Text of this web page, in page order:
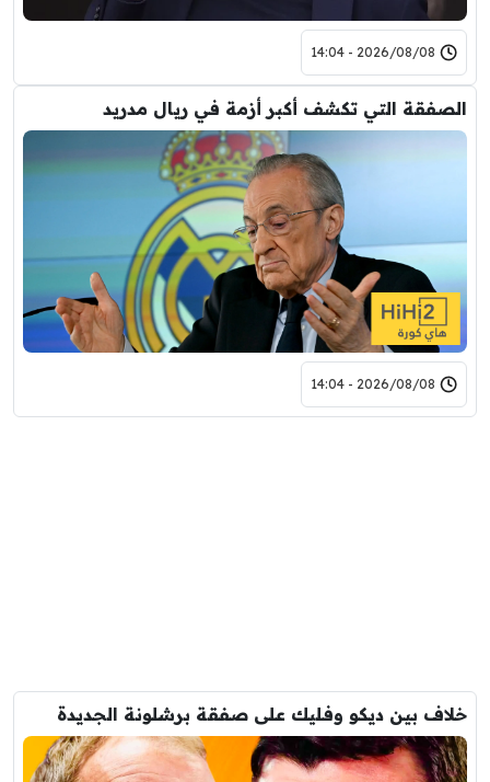
2026/08/08 - 14:04
الصفقة التي تكشف أكبر أزمة في ريال مدريد
2026/08/08 - 14:04
خلاف بين ديكو وفليك على صفقة برشلونة الجديدة